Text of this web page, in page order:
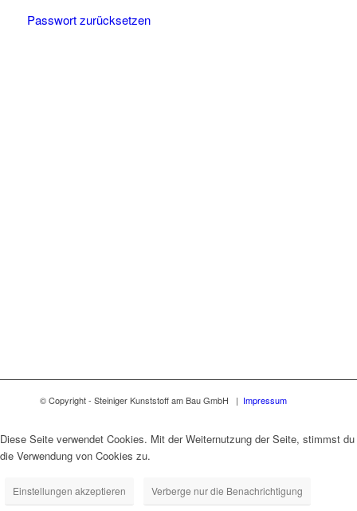
Passwort zurücksetzen
© Copyright - Steiniger Kunststoff am Bau GmbH | Impressum
Diese Seite verwendet Cookies. Mit der Weiternutzung der Seite, stimmst du
die Verwendung von Cookies zu.
Einstellungen akzeptieren Verberge nur die Benachrichtigung